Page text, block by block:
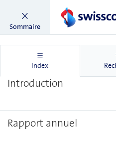
Sommaire
Index
Lettre aux actionnaires
Introduction
Rapport annuel